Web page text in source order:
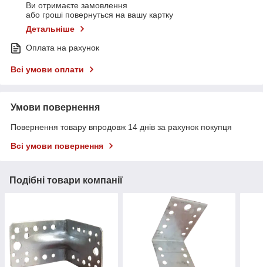
Ви отримаєте замовлення
або гроші повернуться на вашу картку
Детальніше
Оплата на рахунок
Всі умови оплати
Умови повернення
Повернення товару впродовж 14 днів за рахунок покупця
Всі умови повернення
Подібні товари компанії